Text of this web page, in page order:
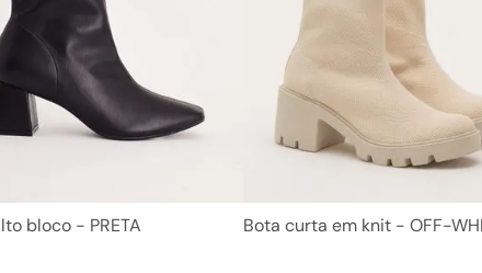
bloco - PRETA Bota curta em knit - OFF-
10
couro
rasteira
6
tamanco
7º
bolsa
sapatilha